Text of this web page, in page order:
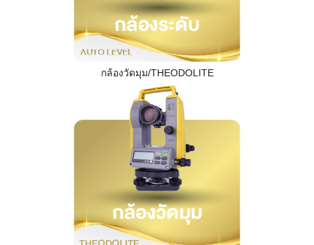
กล้องวัดมุม/THEODOLITE